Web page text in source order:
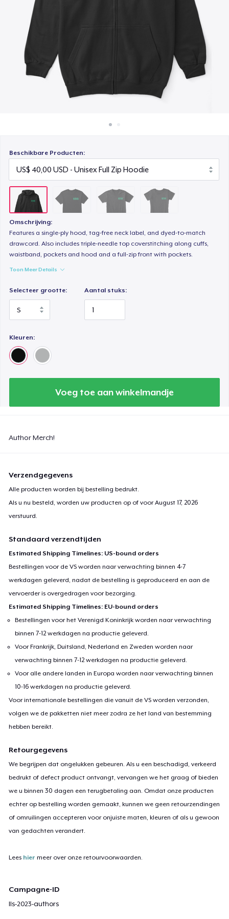
Beschikbare Producten:
Omschrijving:
Features a single-ply hood, tag-free neck label, and dyed-to-match
drawcord. Also includes triple-needle top coverstitching along cuffs,
waistband, pockets and hood and a full-zip front with pockets.
Toon Meer Details
Selecteer grootte: Aantal stuks:
Kleuren:
Voeg toe aan winkelmandje
Author Merch!
Verzendgegevens
Alle producten worden bij bestelling bedrukt.
Als u nu besteld, worden uw producten op of voorAugust 17, 2026
verstuurd.
Standaard verzendtijden
Estimated Shipping Timelines: US-bound orders
Bestellingen voor de VS worden naar verwachting binnen 4-7
werkdagen geleverd, nadat de bestelling is geproduceerd en aan de
vervoerder is overgedragen voor bezorging.
Estimated Shipping Timelines: EU-bound orders
Bestellingen voor het Verenigd Koninkrijk worden naar verwachting
binnen 7-12 werkdagen na productie geleverd.
Voor Frankrijk, Duitsland, Nederland en Zweden worden naar
verwachting binnen 7-12 werkdagen na productie geleverd.
Voor alle andere landen in Europa worden naar verwachting binnen
10-16 werkdagen na productie geleverd.
Voor internationale bestellingen die vanuit de VS worden verzonden,
volgen we de pakketten niet meer zodra ze het land van bestemming
hebben bereikt.
Retourgegevens
We begrijpen dat ongelukken gebeuren. Als u een beschadigd, verkeerd
bedrukt of defect product ontvangt, vervangen we het graag of bieden
we u binnen 30 dagen een terugbetaling aan. Omdat onze producten
echter op bestelling worden gemaakt, kunnen we geen retourzendingen
of omruilingen accepteren voor onjuiste maten, kleuren of als u gewoon
van gedachten verandert.
Lees hier meer over onze retourvoorwaarden.
Campagne-ID
lls-2023-authors
Women's Comfort Tee
US$ 25,00